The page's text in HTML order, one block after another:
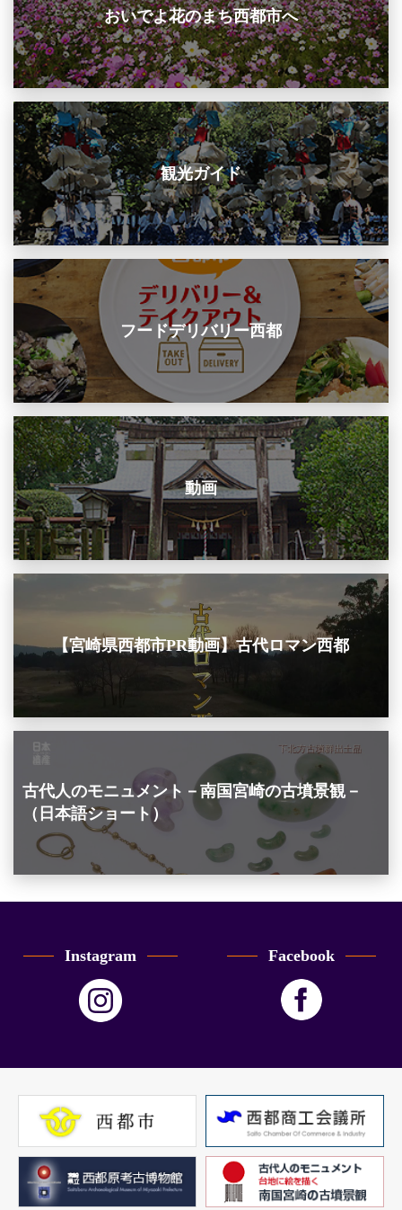
おいでよ花のまち西都市へ
観光ガイド
フードデリバリー西都
動画
【宮崎県西都市PR動画】古代ロマン西都
古代人のモニュメント－南国宮崎の古墳景観－
（日本語ショート）
Instagram Facebook